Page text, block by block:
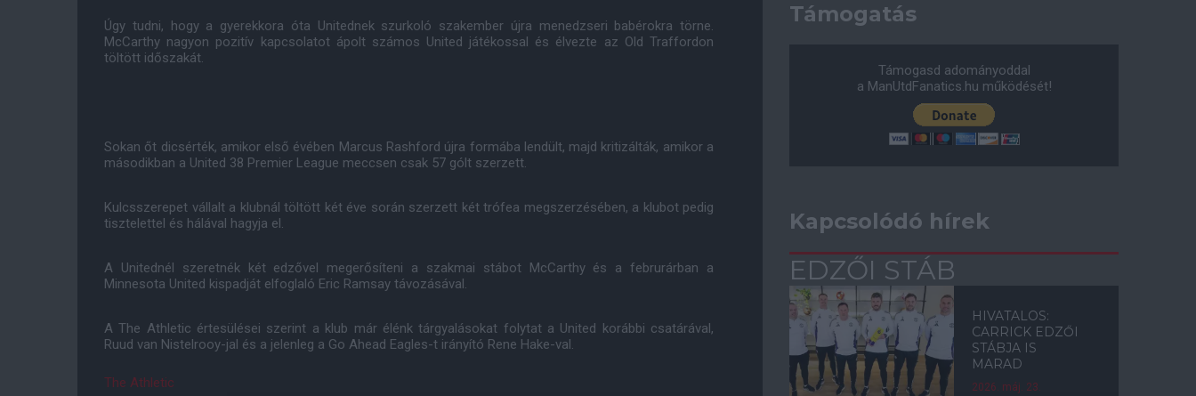
Úgy tudni, hogy a gyerekkora óta Unitednek szurkoló szakember újra menedzseri babérokra törne.
McCarthy nagyon pozitív kapcsolatot ápolt számos United játékossal és élvezte az Old Traffordon
töltött időszakát.
Sokan őt dicsérték, amikor első évében Marcus Rashford újra formába lendült, majd kritizálták, amikor a
másodikban a United 38 Premier League meccsen csak 57 gólt szerzett.
Kulcsszerepet vállalt a klubnál töltött két éve során szerzett két trófea megszerzésében, a klubot pedig
tisztelettel és hálával hagyja el.
A Unitednél szeretnék két edzővel megerősíteni a szakmai stábot McCarthy és a februrárban a
Minnesota United kispadját elfoglaló Eric Ramsay távozásával.
A The Athletic értesülései szerint a klub már élénk tárgyalásokat folytat a United korábbi csatárával,
Ruud van Nistelrooy-jal és a jelenleg a Go Ahead Eagles-t irányító Rene Hake-val.
The Athletic
Támogatás
Támogasd adományoddal
a ManUtdFanatics.hu működését!
Kapcsolódó hírek
EDZŐI STÁB
HIVATALOS:
CARRICK EDZŐI
STÁBJA IS
MARAD
2026. máj. 23.